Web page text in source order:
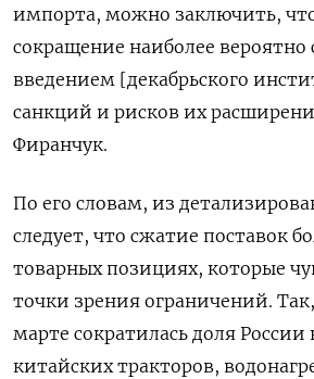
импорта, можно заключить,
сокращение наиболее вероятно
введением [декабрьского
санкций и рисков их
Фиранчук.
По его словам, из
следует, что сжатие поставок
товарных позициях, которые
точки зрения ограничений. Так,
марте сократилась доля России
китайских тракторов,